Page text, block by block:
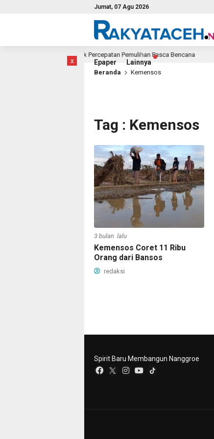
Jumat, 07 Agu 2026
Epaper Lainnya
x
14 Persen, Pusat Desak Percepatan Pemulihan Pasca Bencana
Beranda Kemensos
Tag : Kemensos
3 bulan lalu
Kemensos Coret 11 Ribu
Orang dari Bansos
redaksi
Spirit Baru Membangun Nanggroe